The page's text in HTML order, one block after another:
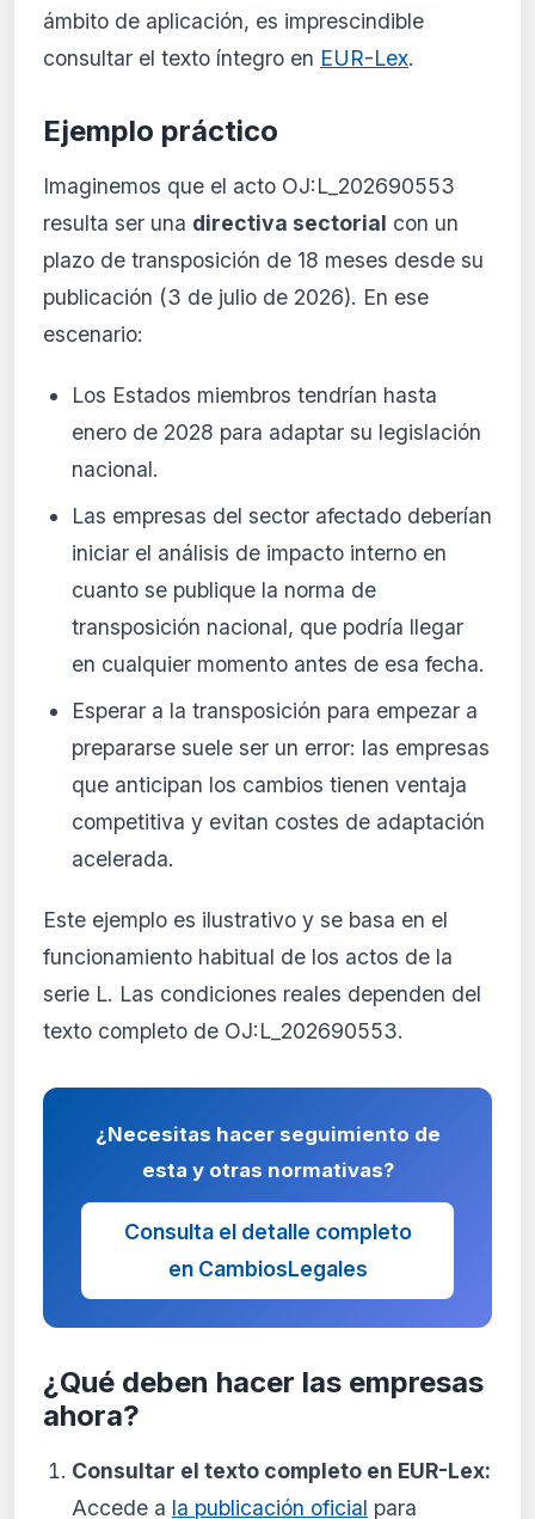
ámbito de aplicación, es imprescindible
consultar el texto íntegro en EUR-Lex.
Ejemplo práctico
Imaginemos que el acto OJ:L_202690553
resulta ser una directiva sectorial con un
plazo de transposición de 18 meses desde su
publicación (3 de julio de 2026). En ese
escenario:
Los Estados miembros tendrían hasta
enero de 2028 para adaptar su legislación
nacional.
Las empresas del sector afectado deberían
iniciar el análisis de impacto interno en
cuanto se publique la norma de
transposición nacional, que podría llegar
en cualquier momento antes de esa fecha.
Esperar a la transposición para empezar a
prepararse suele ser un error: las empresas
que anticipan los cambios tienen ventaja
competitiva y evitan costes de adaptación
acelerada.
Este ejemplo es ilustrativo y se basa en el
funcionamiento habitual de los actos de la
serie L. Las condiciones reales dependen del
texto completo de OJ:L_202690553.
¿Necesitas hacer seguimiento de
esta y otras normativas?
Consulta el detalle completo
en CambiosLegales
¿Qué deben hacer las empresas
ahora?
Consultar el texto completo en EUR-Lex:
Accede a la publicación oficial para